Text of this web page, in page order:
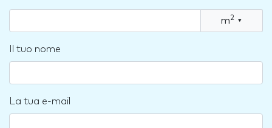
m2 ▾
Il tuo nome
La tua e-mail